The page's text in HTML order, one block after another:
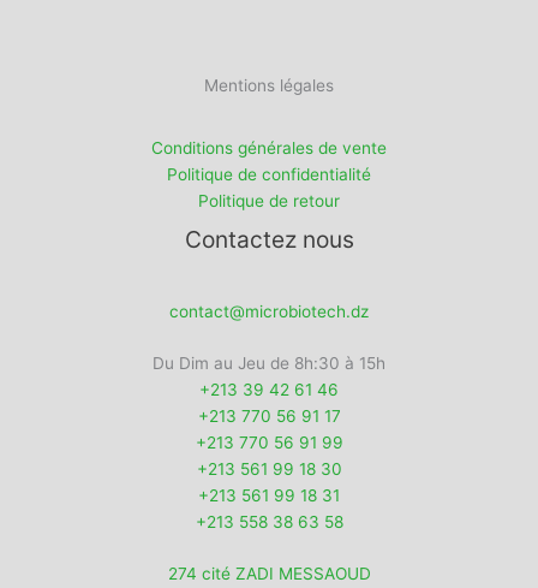
Mentions légales
Conditions générales de vente
Politique de confidentialité
Politique de retour
Contactez nous
contact@microbiotech.dz
Du Dim au Jeu de 8h:30 à 15h
+213 39 42 61 46
+213 770 56 91 17
+213 770 56 91 99
+213 561 99 18 30
+213 561 99 18 31
+213 558 38 63 58
274 cité ZADI MESSAOUD